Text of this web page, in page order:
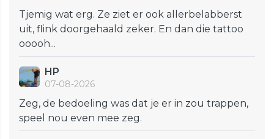
Tjemig wat erg. Ze ziet er ook allerbelabberst
uit, flink doorgehaald zeker. En dan die tattoo
ooooh...
HP
07-08-2026
Zeg, de bedoeling was dat je er in zou trappen,
speel nou even mee zeg.